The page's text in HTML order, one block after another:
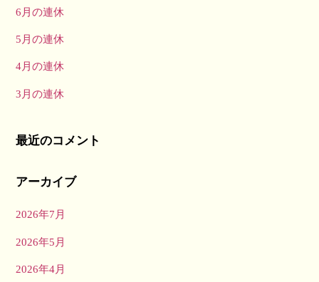
6月の連休
5月の連休
4月の連休
3月の連休
最近のコメント
アーカイブ
2026年7月
2026年5月
2026年4月